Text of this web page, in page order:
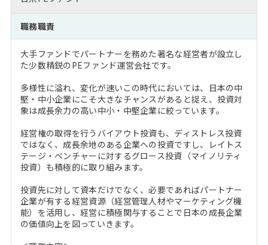
MBA留学生数の推移
年齢と年収の相関図
注目企業インタビュー
Career Talk Live
MBA NETWORKING
ニュースリリース
職務職責
大手ファンドでパートナーを務めた著名な経営者が設立し
た少数精鋭のPEファンド運営会社です。
多様性に溢れ、変化が速いこの時代においては、日本の中
堅・中小企業にこそ大きなチャンスがあると捉え、投資対
象は成長余力の高い中小・中堅企業に絞っています。
経営権の取得を行うバイアウト投資も、ディストレス投資
ではなく、成長余地のある企業への投資ですし、レイトス
テージ・ベンチャーに対するグロース投資（マイノリティ
投資）も積極的に取り組みます。
投資先に対して資本だけでなく、必要であればパートナー
企業が有する経営資源（経営管理人材やマーケティング機
能）を活用し、経営に積極関与することで日本の成長企業
の価値向上を図っていきます。